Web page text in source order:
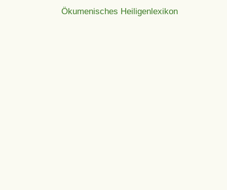
Ökumenisches Heiligenlexikon